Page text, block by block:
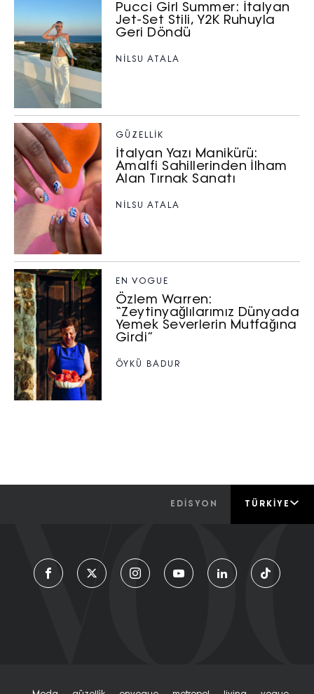
Pucci Girl Summer: İtalyan
Jet-Set Stili, Y2K Ruhuyla
Geri Döndü
NILSU ATALA
GÜZELLIK
İtalyan Yazı Manikürü:
Amalfi Sahillerinden İlham
Alan Tırnak Sanatı
NILSU ATALA
EN VOGUE
Özlem Warren:
“Zeytinyağlılarımız Dünyada
Yemek Severlerin Mutfağına
Girdi”
ÖYKÜ BADUR
EDİSYON TÜRKIYE